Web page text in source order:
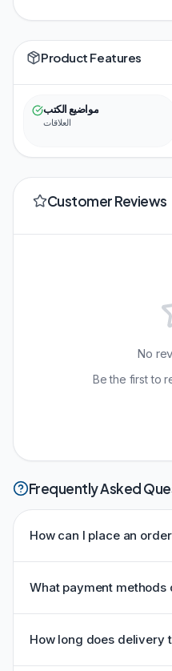
Product Features
مواضيع الكتب
العلاقات
Customer Reviews
No
Be the first to
Frequently Asked
How can I place an
What payment methods
How long does delivery